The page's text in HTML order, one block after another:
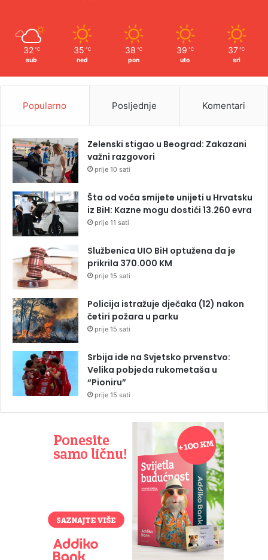
32 ℃
sub
35 ℃
ned
38 ℃
pon
39 ℃
uto
37 ℃
sri
Popularno Posljednje Komentari
Zelenski stigao u Beograd: Zakazani
važni razgovori
prije 10 sati
Šta od voća smijete unijeti u Hrvatsku
iz BiH: Kazne mogu dostići 13.260 evra
prije 11 sati
Službenica UIO BiH optužena da je
prikrila 370.000 KM
prije 15 sati
Policija istražuje dječaka (12) nakon
četiri požara u parku
prije 15 sati
Srbija ide na Svjetsko prvenstvo:
Velika pobjeda rukometaša u
“Pioniru”
prije 15 sati